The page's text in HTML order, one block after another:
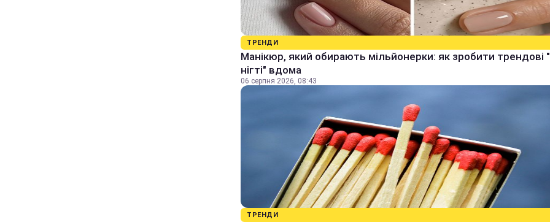
ТРЕНДИ
Манікюр, який обирають мільйонерки: як зробити трендові
нігті" вдома
06 серпня 2026, 08:43
ТРЕНДИ